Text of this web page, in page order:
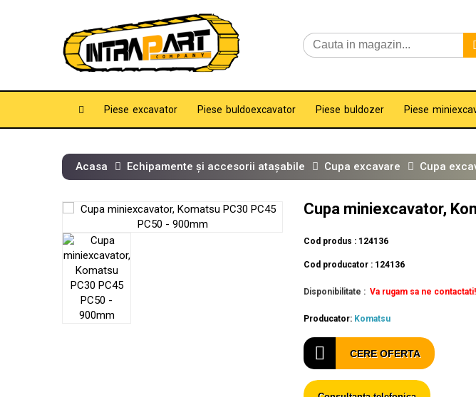
Piese excavator Piese buldoexcavator Piese buldozer Piese
Acasa Echipamente și accesorii atașabile Cupa excavare Cupa
Cupa miniexcavator,
Cod produs : 124136
Cod producator : 124136
Disponibilitate : Va rugam sa ne contactati!
Producator: Komatsu
CERE OFERTA